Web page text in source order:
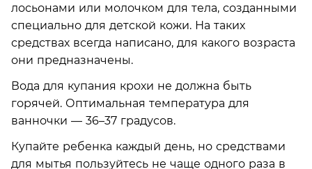
лосьонами или молочком для тела, созданными
специально для детской кожи. На таких
средствах всегда написано, для какого возраста
они предназначены.
Вода для купания крохи не должна быть
горячей. Оптимальная температура для
ванночки — 36–37 градусов.
Купайте ребенка каждый день, но средствами
для мытья пользуйтесь не чаще одного раза в